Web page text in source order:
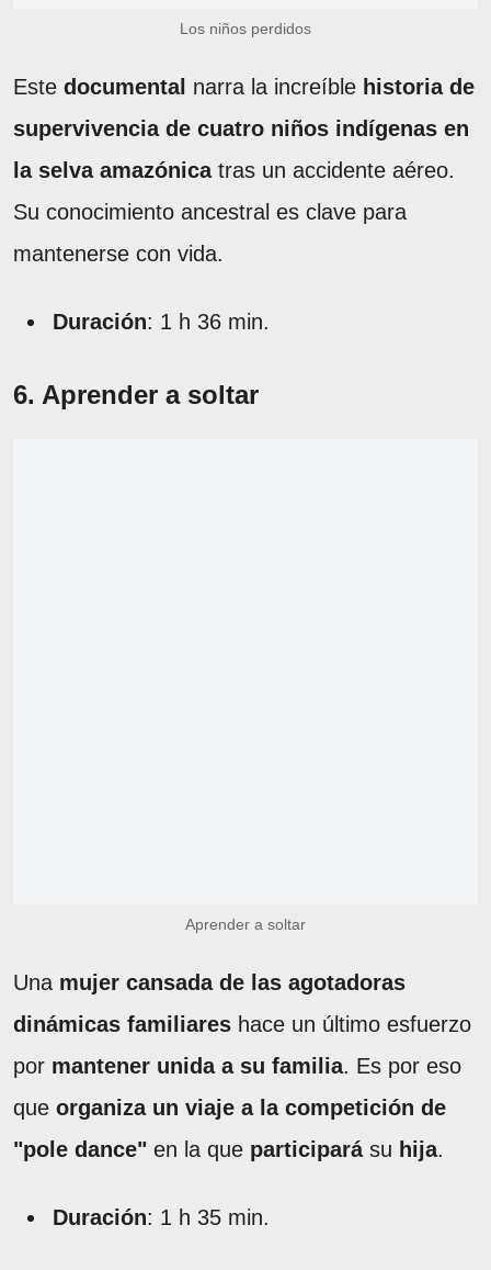
Los niños perdidos
Este documental narra la increíble historia de
supervivencia de cuatro niños indígenas en
la selva amazónicatras un accidente aéreo.
Su conocimiento ancestral es clave para
mantenerse con vida.
Duración: 1 h 36 min.
6. Aprender a soltar
Aprender a soltar
Una mujer cansada de las agotadoras
dinámicas familiares hace un último esfuerzo
por mantener unida a su familia. Es por eso
que organiza un viaje a la competición de
"pole dance" en la que participará su hija.
Duración: 1 h 35 min.